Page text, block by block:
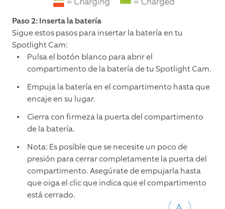
Paso 2: Inserta la batería
Sigue estos pasos para insertar la batería en tu
Spotlight Cam:
Pulsa el botón blanco para abrir el
compartimento de la batería de tu Spotlight Cam.
Empuja la batería en el compartimento hasta que
encaje en su lugar.
Cierra con firmeza la puerta del compartimento
de la batería.
Nota: Es posible que se necesite un poco de
presión para cerrar completamente la puerta del
compartimento. Asegúrate de empujarla hasta
que oiga el clic que indica que el compartimento
está cerrado.